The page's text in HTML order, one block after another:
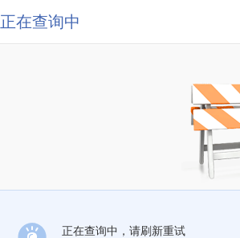
正在查询中
正在查询中，请刷新重试